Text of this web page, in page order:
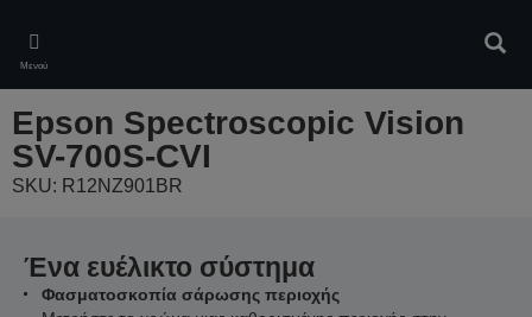
main
content
Μενού
Epson Spectroscopic Vision
SV-700S-CVI
SKU: R12NZ901BR
Ένα ευέλικτο σύστημα
Φασματοσκοπία σάρωσης περιοχής